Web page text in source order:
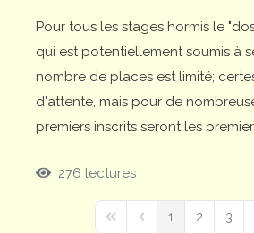
Pour tous les stages hormis le
qui est potentiellement soumis à
nombre de places est limité;
d'attente, mais pour de
premiers inscrits seront les
276 lectures
First PagePrevious Page
1 2 3